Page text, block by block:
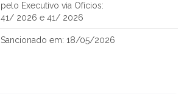
pelo Executivo via Ofícios:
41/ 2026 e 41/ 2026
Sancionado em: 18/05/2026